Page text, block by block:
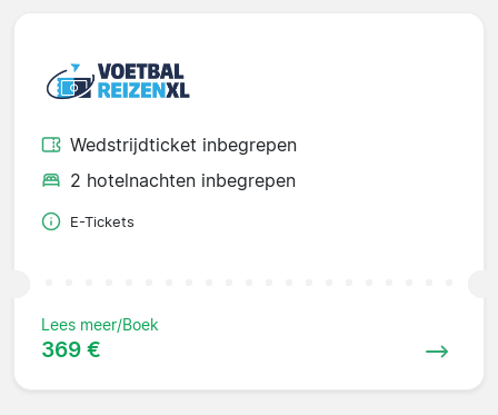
Wedstrijdticket inbegrepen
2 hotelnachten inbegrepen
E-Tickets
Lees meer/Boek
369 €